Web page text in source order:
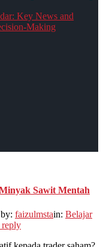
Key News and
Making
Sawit Mentah
by: faizulmstain: Belajar
reply